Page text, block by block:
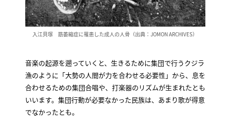
入江貝塚 筋萎縮症に罹患した成人の人骨（出典：JOMON ARCHIVES）
音楽の起源を遡っていくと、生きるために集団で行うクジラ
漁のように「大勢の人間が力を合わせる必要性」から、息を
合わせるための集団合唱や、打楽器のリズムが生まれたとも
いいます。集団行動が必要なかった民族は、あまり歌が得意
でなかったとも。